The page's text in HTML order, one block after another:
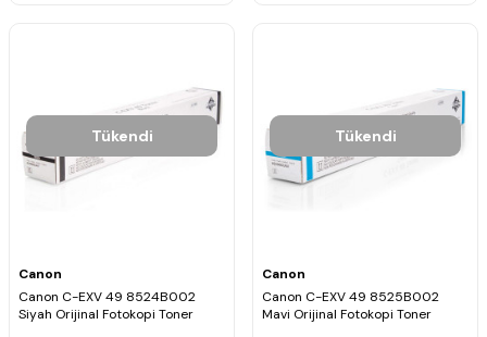
Tükendi
Canon
Canon C-EXV 49 8524B002
Siyah Orijinal Fotokopi Toner
Tükendi
Canon
Canon C-EXV 49 8525B002
Mavi Orijinal Fotokopi Toner